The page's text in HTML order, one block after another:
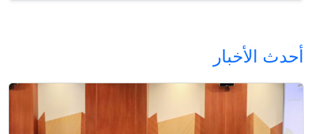
أحدث الأخبار